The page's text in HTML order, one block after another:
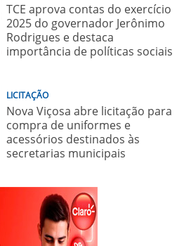
TCE aprova contas do exercício
2025 do governador Jerônimo
Rodrigues e destaca
importância de políticas sociais
LICITAÇÃO
Nova Viçosa abre licitação para
compra de uniformes e
acessórios destinados às
secretarias municipais